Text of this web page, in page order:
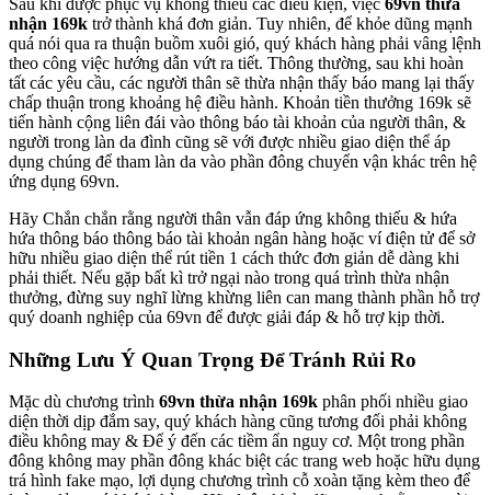
Sau khi được phục vụ không thiếu các điều kiện, việc 69vn thừa
nhận 169k trở thành khá đơn giản. Tuy nhiên, để khỏe dũng mạnh
quá nói qua ra thuận buồm xuôi gió, quý khách hàng phải vâng lệnh
theo công việc hướng dẫn vứt ra tiết. Thông thường, sau khi hoàn
tất các yêu cầu, các người thân sẽ thừa nhận thấy báo mang lại thấy
chấp thuận trong khoảng hệ điều hành. Khoản tiền thưởng 169k sẽ
tiến hành cộng liên đái vào thông báo tài khoản của người thân, &
người trong làn da đình cũng sẽ với được nhiều giao diện thể áp
dụng chúng để tham làn da vào phần đông chuyển vận khác trên hệ
ứng dụng 69vn.
Hãy Chắn chắn rằng người thân vẫn đáp ứng không thiếu & hứa
hứa thông báo thông báo tài khoản ngân hàng hoặc ví điện tử để sở
hữu nhiều giao diện thể rút tiền 1 cách thức đơn giản dễ dàng khi
phải thiết. Nếu gặp bất kì trở ngại nào trong quá trình thừa nhận
thưởng, đừng suy nghĩ lừng khừng liên can mang thành phần hỗ trợ
quý doanh nghiệp của 69vn để được giải đáp & hỗ trợ kịp thời.
Những Lưu Ý Quan Trọng Để Tránh Rủi Ro
Mặc dù chương trình 69vn thừa nhận 169k phân phối nhiều giao
diện thời dịp đắm say, quý khách hàng cũng tương đối phải không
điều không may & Để ý đến các tiềm ẩn nguy cơ. Một trong phần
đông không may phần đông khác biệt các trang web hoặc hữu dụng
trá hình fake mạo, lợi dụng chương trình cỗ xoàn tặng kèm theo để